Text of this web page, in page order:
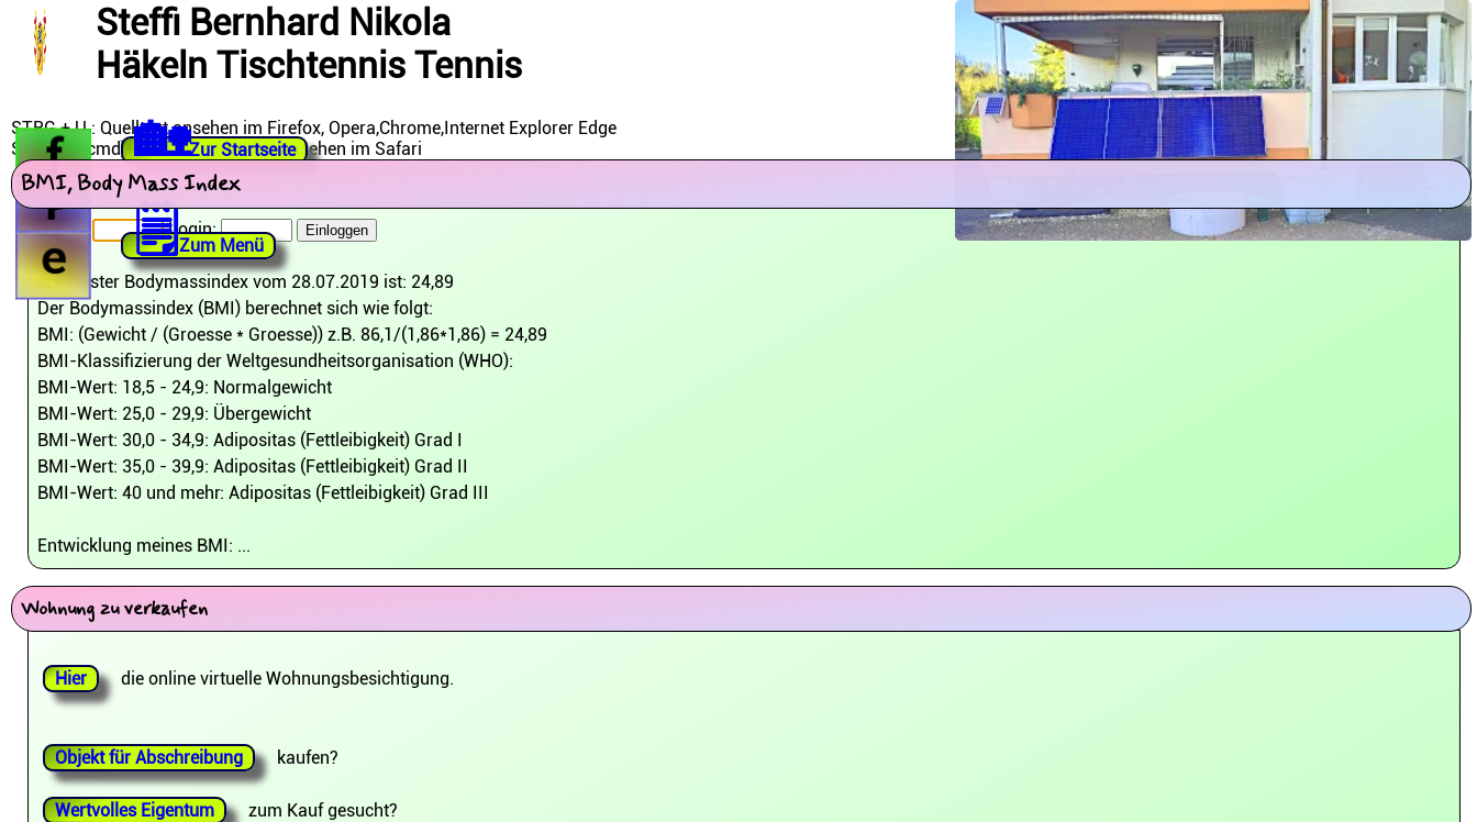
Steffi Bernhard Nikola
Häkeln Tischtennis Tennis
🏡Zur Startseite
🗒Zum Menü
S
e
f
i
B r n
e
STRG + U : Quelltext ansehen im Firefox, Opera,Chrome,Internet Explorer Edge
Shortcut [cmd]+[alt]+[U] : Quelltext ansehen im Safari
BMI, Body Mass Index
Name: Login:
Aktuellster Bodymassindex vom 28.07.2019 ist: 24,89
Der Bodymassindex (BMI) berechnet sich wie folgt:
BMI: (Gewicht / (Groesse * Groesse)) z.B. 86,1/(1,86*1,86) = 24,89
BMI-Klassifizierung der Weltgesundheitsorganisation (WHO):
BMI-Wert: 18,5 - 24,9: Normalgewicht
BMI-Wert: 25,0 - 29,9: Übergewicht
BMI-Wert: 30,0 - 34,9: Adipositas (Fettleibigkeit) Grad I
BMI-Wert: 35,0 - 39,9: Adipositas (Fettleibigkeit) Grad II
BMI-Wert: 40 und mehr: Adipositas (Fettleibigkeit) Grad III
Entwicklung meines BMI: ...
Wohnung zu verkaufen
Hier die online virtuelle Wohnungsbesichtigung.
Objekt für Abschreibung kaufen?
Wertvolles Eigentum zum Kauf gesucht?